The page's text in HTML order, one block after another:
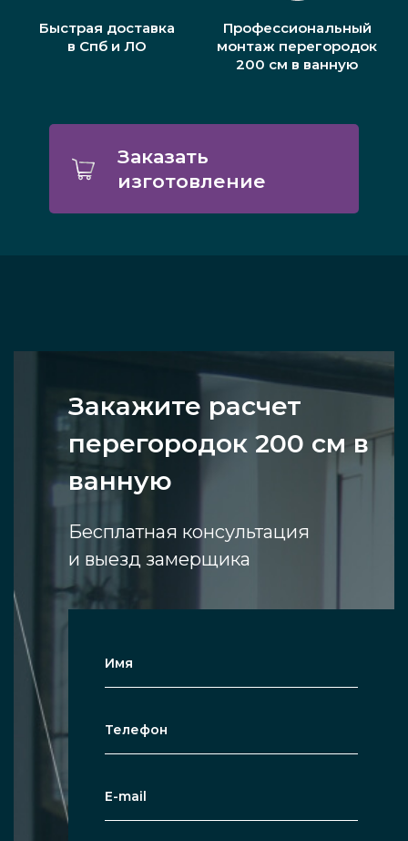
Быстрая доставка
в Спб и ЛО
Профессиональный
монтаж перегородок
200 см в ванную
Заказать
изготовление
Закажите расчет
перегородок 200 см в
ванную
Бесплатная консультация
и выезд замерщика